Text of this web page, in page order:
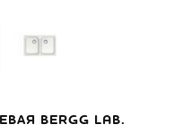
BERGG LAB.